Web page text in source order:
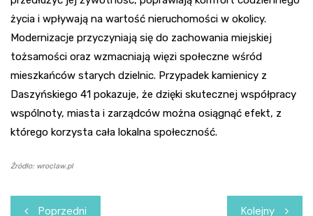
życia i wpływają na wartość nieruchomości w okolicy.
Modernizacje przyczyniają się do zachowania miejskiej
tożsamości oraz wzmacniają więzi społeczne wśród
mieszkańców starych dzielnic. Przypadek kamienicy z
Daszyńskiego 41 pokazuje, że dzięki skutecznej współpracy
wspólnoty, miasta i zarządców można osiągnąć efekt, z
którego korzysta cała lokalna społeczność.
Źródło: wroclaw.pl
Nawigacja
Poprzedni Kolejny